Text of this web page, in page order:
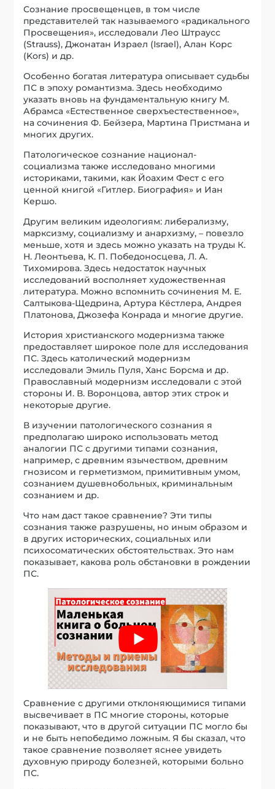
Патологическое сознание национал-
социализма также исследовано многими
историками, такими, как Йоахим Фест с его
ценной книгой «Гитлер. Биография» и Иан
Кершо.
Другим великим идеологиям: либерализму,
марксизму, социализму и анархизму, – повезло
меньше, хотя и здесь можно указать на труды К.
Н. Леонтьева, К. П. Победоносцева, Л. А.
Тихомирова. Здесь недостаток научных
исследований восполняет художественная
литература. Можно вспомнить сочинения М. Е.
Салтыкова-Щедрина, Артура Кёстлера, Андрея
Платонова, Джозефа Конрада и многие другие.
История христианского модернизма также
предоставляет широкое поле для исследования
ПС. Здесь католический модернизм
исследовали Эмиль Пуля, Ханс Борсма и др.
Православный модернизм исследовали с этой
стороны И. В. Воронцова, автор этих строк и
некоторые другие.
В изучении патологического сознания я
предполагаю широко использовать метод
аналогии ПС с другими типами сознания,
например, с древним язычеством, древним
гнозисом и герметизмом, примитивным умом,
сознанием душевнобольных, криминальным
сознанием и др.
Что нам даст такое сравнение? Эти типы
сознания также разрушены, но иным образом и
в других исторических, социальных или
психосоматических обстоятельствах. Это нам
показывает, какова роль обстановки в рождении
ПС.
Сравнение с другими отклоняющимися типами
высвечивает в ПС многие стороны, которые
показывают, что в другой ситуации ПС могло бы
и не быть непобедимо ложным. Я бы сказал, что
такое сравнение позволяет яснее увидеть
духовную природу болезней, которыми больно
Между этими типами сознания и ПС можно
провести множество аналогий, хотя природа
этих аналогий представляется до конца не
понятной. Во всяком случае, последовательно
проведенное сравнение делает многие
стороны ПС более заметными, и даже
поразительными. Например, сравнивая
современное сознание с языческим, мы видим,
что в древних языческих государствах
общественный порядок тоже был основан на
галлюцинаторной иерархии, когда вся
инициатива исходит от «богов», через